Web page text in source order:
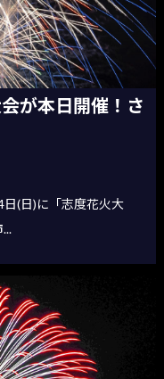
が本日開催！さ
(日)に「志度花火大